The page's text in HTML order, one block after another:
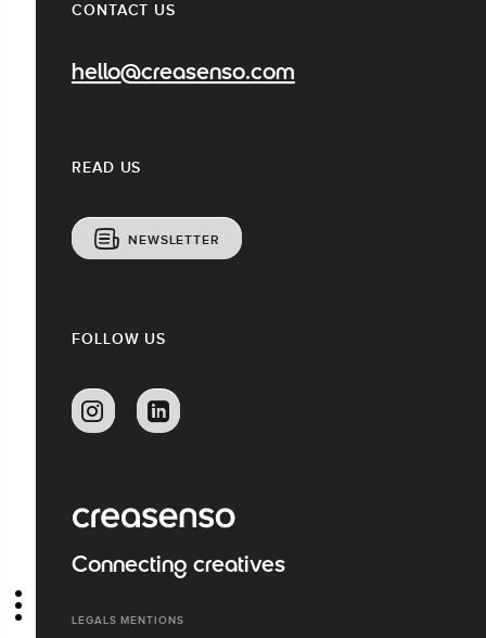
CONTACT US
hello@creasenso.com
READ US
NEWSLETTER
FOLLOW US
Connecting creatives
LEGALS MENTIONS